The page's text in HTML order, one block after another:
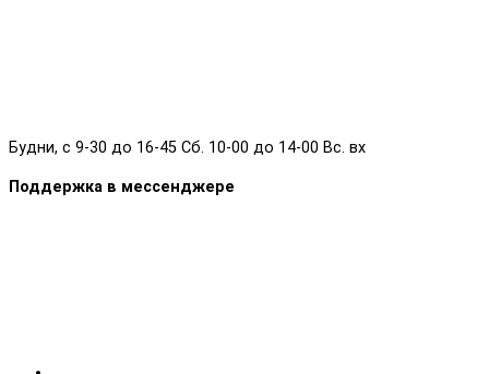
Будни, с 9-30 до 16-45 Сб. 10-00 до 14-00 Вс. вх
Поддержка в мессенджере